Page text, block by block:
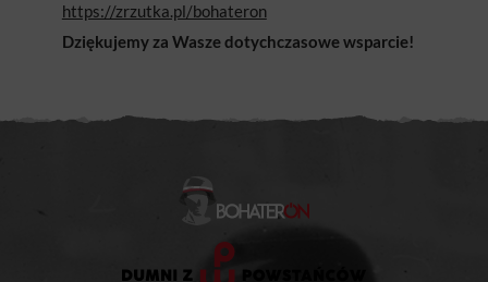
https://zrzutka.pl/bohateron
Dziękujemy za Wasze dotychczasowe wsparcie!